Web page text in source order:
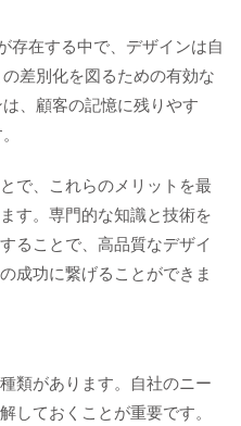
存在する中で、デザインは自
差別化を図るための有効な
、顧客の記憶に残りやす
で、これらのメリットを最
す。専門的な知識と技術を
ることで、高品質なデザイ
成功に繋げることができま
類があります。自社のニー
しておくことが重要です。